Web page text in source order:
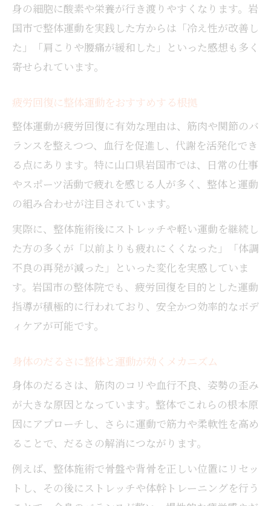
身の細胞に酸素や栄養が行き渡りやすくなります。岩
国市で整体運動を実践した方からは「冷え性が改善し
た」「肩こりや腰痛が緩和した」といった感想も多く
寄せられています。
疲労回復に整体運動をおすすめする根拠
整体運動が疲労回復に有効な理由は、筋肉や関節のバ
ランスを整えつつ、血行を促進し、代謝を活発化でき
る点にあります。特に山口県岩国市では、日常の仕事
やスポーツ活動で疲れを感じる人が多く、整体と運動
の組み合わせが注目されています。
実際に、整体施術後にストレッチや軽い運動を継続し
た方の多くが「以前よりも疲れにくくなった」「体調
不良の再発が減った」といった変化を実感していま
す。岩国市の整体院でも、疲労回復を目的とした運動
指導が積極的に行われており、安全かつ効率的なボデ
ィケアが可能です。
身体のだるさに整体と運動が効くメカニズム
身体のだるさは、筋肉のコリや血行不良、姿勢の歪み
が大きな原因となっています。整体でこれらの根本原
因にアプローチし、さらに運動で筋力や柔軟性を高め
ることで、だるさの解消につながります。
例えば、整体施術で骨盤や背骨を正しい位置にリセッ
トし、その後にストレッチや体幹トレーニングを行う